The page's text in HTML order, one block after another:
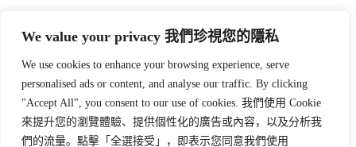
We value your privacy 我們珍視您的隱私
We use cookies to enhance your browsing experience, serve
personalised ads or content, and analyse our traffic. By clicking
"Accept All", you consent to our use of cookies. 我們使用 Cookie
來提升您的瀏覽體驗、提供個性化的廣告或內容，以及分析我
們的流量。點擊「全選接受」，即表示您同意我們使用